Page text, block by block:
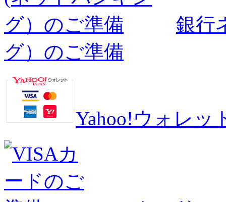
銀行
グ）のご準備
Yahoo!ウォレッ